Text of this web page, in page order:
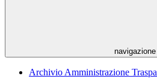
navigazione
Archivio Amministrazione